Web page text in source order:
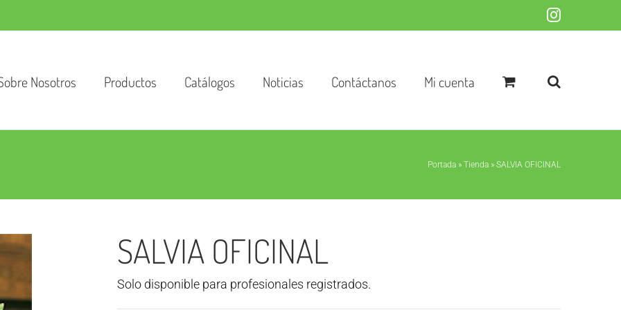
Instagram
Nosotros Productos Catálogos Noticias Contáctanos Mi cuenta
Portada » Tienda » SALVIA OFICINAL
SALVIA OFICINAL
Solo disponible para profesionales registrados.